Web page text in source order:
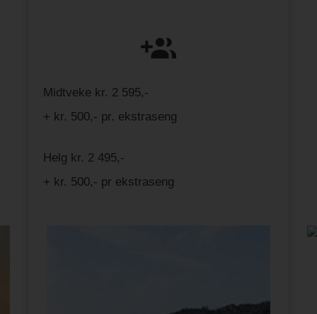
Midtveke kr. 2 595,-
+ kr. 500,- pr. ekstraseng
Helg kr. 2 495,-
+ kr. 500,- pr ekstraseng